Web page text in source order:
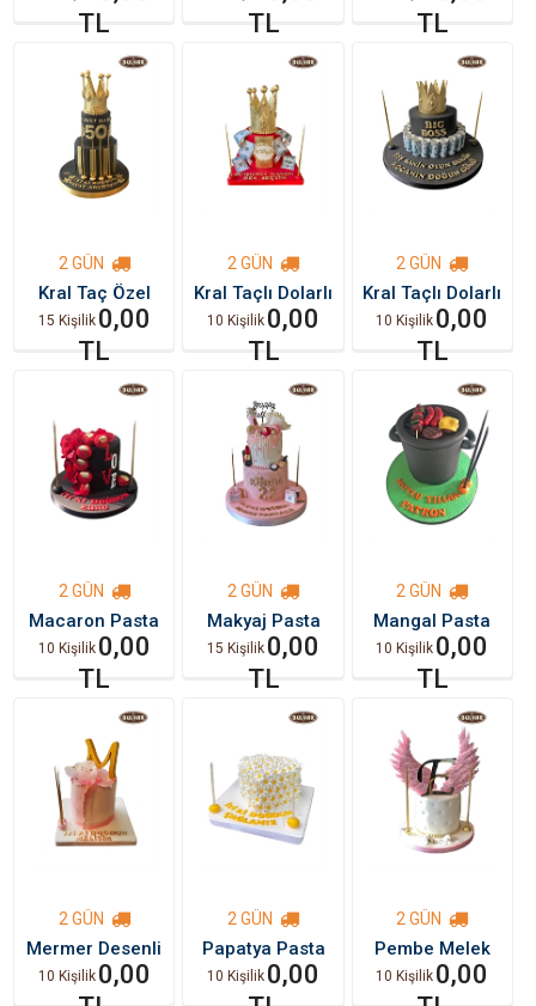
TL
TL
TL
2 GÜN
Kral Taç Özel
Pasta
15 Kişilik 0,00
TL
2 GÜN
Kral Taçlı Dolarlı
Kırmızı Pasta
10 Kişilik 0,00
TL
2 GÜN
Kral Taçlı Dolarlı
Pasta
10 Kişilik 0,00
TL
2 GÜN
Macaron Pasta
10 Kişilik 0,00
TL
2 GÜN
Makyaj Pasta
15 Kişilik 0,00
TL
2 GÜN
Mangal Pasta
10 Kişilik 0,00
TL
2 GÜN
Mermer Desenli
Pasta
10 Kişilik 0,00
2 GÜN
Papatya Pasta
10 Kişilik 0,00
2 GÜN
Pembe Melek
Kanatlı Tasarım
Pasta
10 Kişilik 0,00